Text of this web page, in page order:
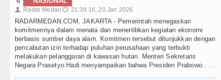
👤 Radar Medan 🕔 21:39:16, 20 Jan 2026
RADARMEDAN.COM, JAKARTA - Pemerintah menegaskan
komitmennya dalam menata dan menertibkan kegiatan ekonomi
berbasis sumber daya alam. Komitmen tersebut ditunjukkan dengan
pencabutan izin terhadap puluhan perusahaan yang terbukti
melakukan pelanggaran di kawasan hutan. Menteri Sekretaris
Negara Prasetyo Hadi menyampaikan bahwa Presiden Prabowo . . .